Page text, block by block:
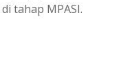
tahap MPASI.